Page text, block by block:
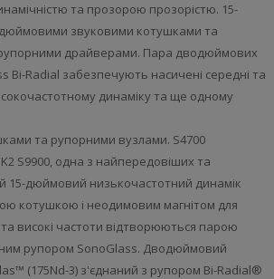
та прозорою прозорістю. 15-
звуковими котушками та
драйверами. Пара дводюймових
Radial забезпечують насичені середні та
динаміку та ще одному
та рупорними вузлами. S4700
S9900, одна з найпередовіших та
15-дюймовий низькочастотний динамік
котушкою і неодимовим магнітом для
високі частоти відтворюються парою
рупором SonoGlass. Дводюймовий
(175Nd-3) з'єднаний з рупором Bi-Radial®